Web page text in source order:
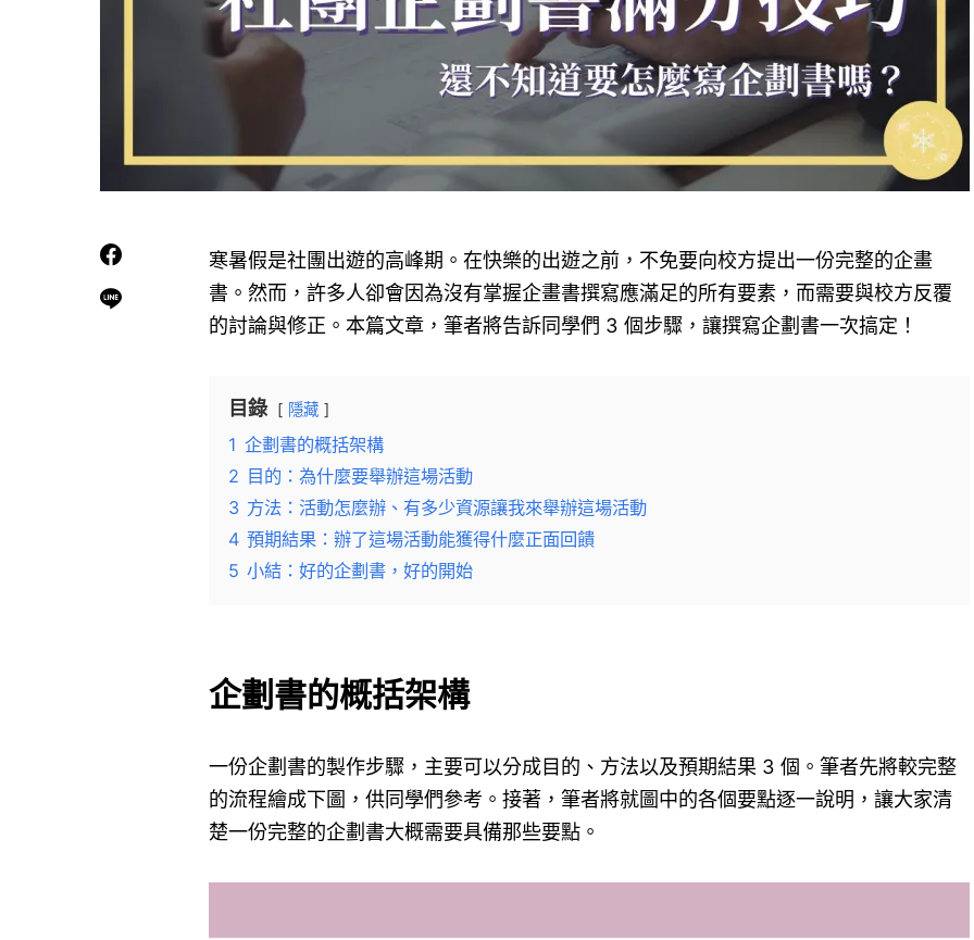
寒暑假是社團出遊的高峰期。在快樂的出遊之前，不免要向校方提出一份完整的企畫
書。然而，許多人卻會因為沒有掌握企畫書撰寫應滿足的所有要素，而需要與校方反覆
的討論與修正。本篇文章，筆者將告訴同學們 3 個步驟，讓撰寫企劃書一次搞定！
目錄 隱藏
1 企劃書的概括架構
2 目的：為什麼要舉辦這場活動
3 方法：活動怎麼辦、有多少資源讓我來舉辦這場活動
4 預期結果：辦了這場活動能獲得什麼正面回饋
5 小結：好的企劃書，好的開始
企劃書的概括架構
一份企劃書的製作步驟，主要可以分成目的、方法以及預期結果 3 個。筆者先將較完整
的流程繪成下圖，供同學們參考。接著，筆者將就圖中的各個要點逐一說明，讓大家清
楚一份完整的企劃書大概需要具備那些要點。